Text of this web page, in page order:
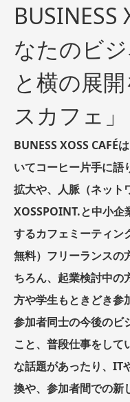
BUSINESS
なたのビ
と横の展
スカフェ」
BUNESS XOSS CAFÉ
いてコーヒー片手に語
拡大や、人脈（ネット
XOSSPOINT.と中小企
するカフェミーティン
無料）フリーランスの
ちろん、起業検討中の
方や学生もときどき参
参加者同士の今後のビ
こと、普段仕事をして
な話題があったり、IT
換や、参加者間での新